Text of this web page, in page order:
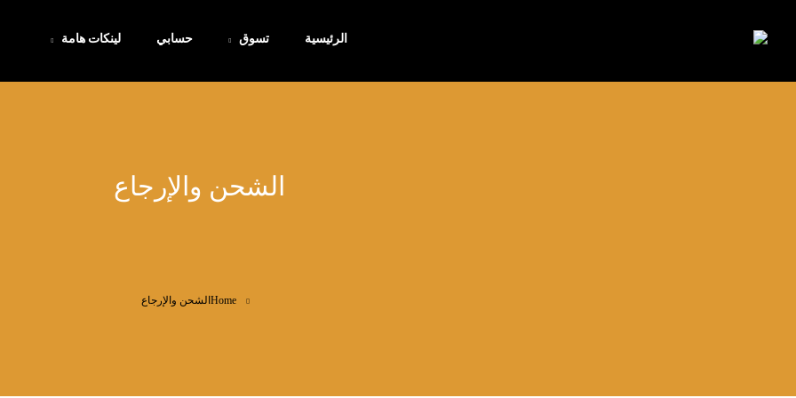
الرئيسية تسوق حسابي لينكات هامة
الشحن والإرجاع
Home الشحن والإرجاع